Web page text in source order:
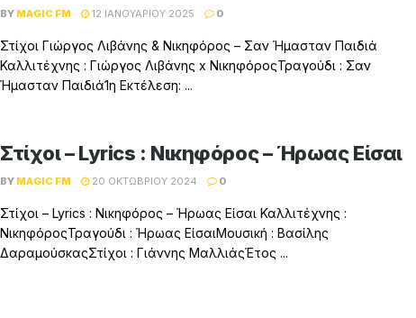
BY MAGIC FM 12 ΙΑΝΟΥΑΡΊΟΥ 2025 0
Στίχοι Γιώργος Λιβάνης & Νικηφόρος – Σαν Ήμασταν Παιδιά
Καλλιτέχνης : Γιώργος Λιβάνης x ΝικηφόροςΤραγούδι : Σαν
Ήμασταν Παιδιά1η Εκτέλεση: ...
Στίχοι – Lyrics : Νικηφόρος – Ήρωας Είσαι
BY MAGIC FM 20 ΟΚΤΩΒΡΊΟΥ 2024 0
Στίχοι – Lyrics : Νικηφόρος – Ήρωας Είσαι Καλλιτέχνης :
ΝικηφόροςΤραγούδι : Ήρωας ΕίσαιΜουσική : Βασίλης
ΔαραμούσκαςΣτίχοι : Γιάννης ΜαλλιάςΈτος ...